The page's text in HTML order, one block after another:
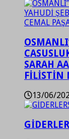
SARAH
FİLİSTİN
13/06/